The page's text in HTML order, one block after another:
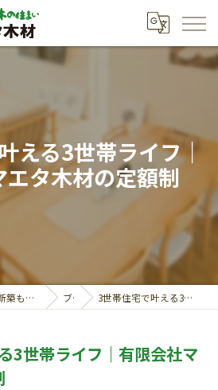
える3世帯ライフ｜
タ木材の定額制
【鳥取市の注文住宅】新築も対応の工務店｜価格相談受付中｜有限会社マエタ木材 ブログ 3世帯住宅で叶える3世帯ライフ｜有限会社マエタ木材の定額制
3世帯ライフ｜有限会社マ